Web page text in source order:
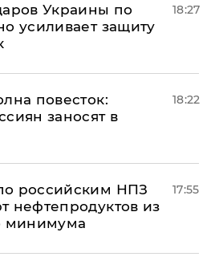
Украины по
усиливает защиту
18:27
повесток:
заносят в
18:22
российским НПЗ
нефтепродуктов из
минимума
17:55